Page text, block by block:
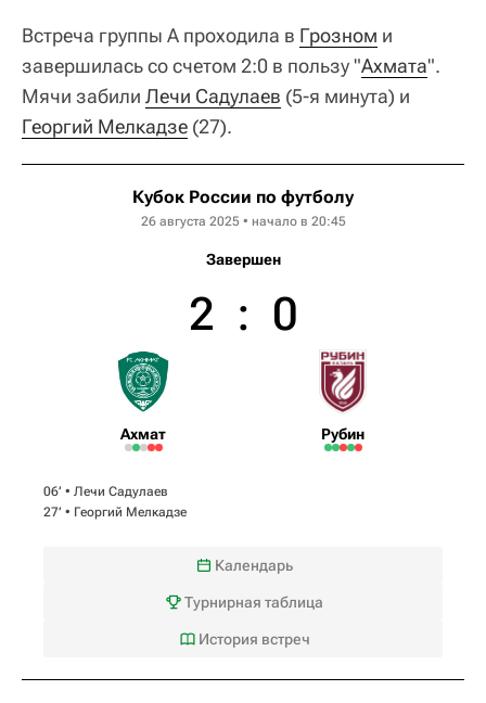
Встреча группы А проходила в Грозном и
завершилась со счетом 2:0 в пользу "Ахмата".
Мячи забили Лечи Садулаев (5-я минута) и
Георгий Мелкадзе (27).
Кубок России по футболу
26 августа 2025 • начало в 20:45
Завершен
Ахмат
2 : 0
Рубин
06‎’‎ • Лечи Садулаев
27‎’‎ • Георгий Мелкадзе
Календарь
Турнирная таблица
История встреч